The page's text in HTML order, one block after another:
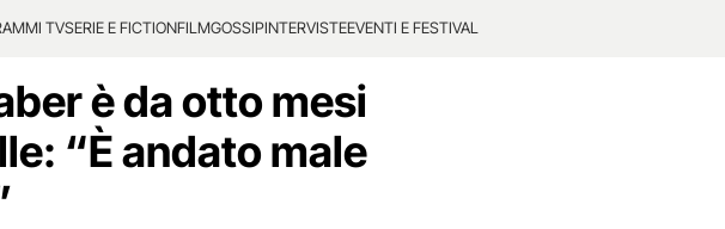
TVSERIE E FICTIONFILMGOSSIPINTERVISTEEVENTI E FESTIVAL
è da otto mesi
“È andato male